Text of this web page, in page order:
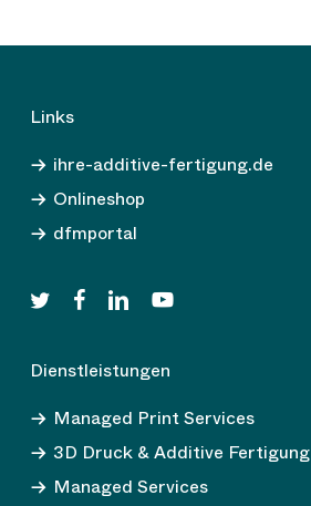
Links
ihre-additive-fertigung.de
Onlineshop
dfmportal
twitterfacebooklinkedinyoutube
Dienstleistungen
Managed Print Services
3D Druck & Additive Fertigung
Managed Services